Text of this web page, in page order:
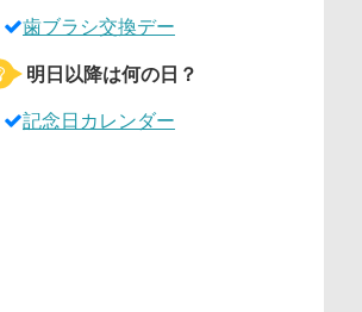
歯ブラシ交換デー
明日以降は何の日？
記念日カレンダー